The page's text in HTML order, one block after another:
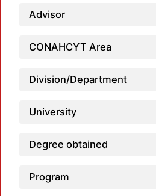
Advisor
CONAHCYT Area
Division/Department
University
Degree obtained
Program